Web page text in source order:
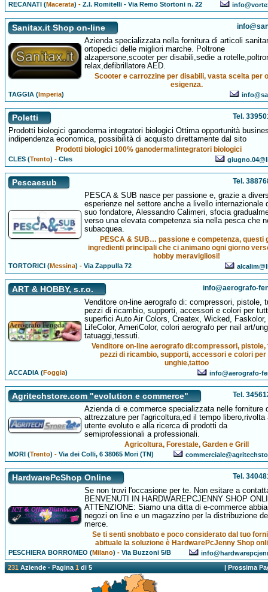
RECANATI (Macerata) -Z.I. Romitelli - Via Remo Stortoni n. 22
Sanitax.it Shop on-line
Azienda specializzata nella fornitura di articoli
ortopedici delle migliori marche. Poltrone
alzapersone,scooter per disabili,sedie a
relax,defibrillatore AED.
Scooter e carrozzine per disabili, vasta scelta per
esigenza.
TAGGIA (Imperia)
Poletti Tel.
Prodotti biologici ganoderma integratori biologici Ottima opportunità
indipendenza economica, possibilità di acquisto direttamente dal sito
Prodotti biologici 100% ganoderma!integratori biologici
CLES (Trento) -Cles
Pescaesub Tel.
PESCA & SUB nasce per passione e, grazie a
esperienze nel settore anche a livello internazionale
suo fondatore, Alessandro Calimeri, sfocia
verso una elevata competenza sia nella pesca che
subacquea.
PESCA & SUB… passione e competenza, questi
ingredienti principali che ci animano ogni giorno
hobby meravigliosi!
TORTORICI (Messina) -Via Zappulla 72
ART & HOBBY, s.r.o. info@aerografo-
Venditore on-line aerografo di: compressori, pistole,
pezzi di ricambio, supporti, accessori e colori per
superfici Auto Air Colors, Createx, Wicked, Faskolor,
LifeColor, AmeriColor, colori aerografo per nail art/
tatuaggi,tessuti.
Venditore on-line aerografo di:compressori, pistole,
pezzi di ricambio, supporti, accessori e colori per
unghie,tattoo
ACCADIA (Foggia) info@aerografo-
Agritechstore.com "evolution e commerce" Tel.
Azienda di e.commerce specializzata nelle forniture
attrezzature per l'agricoltura,ed il tempo libero,rivolta
utente evoluto e alla ricerca di prodotti da
semiprofessionali a professionali.
Agricoltura, Forestale, Garden e Grill
MORI (Trento) -Via dei Colli, 6 38065 Mori (TN)
HardwarePcShop Online Tel.
Se non trovi l'occasione per te. Non esitare a
BENVENUTI IN HARDWAREPCJENNY SHOP
ATTENZIONE: Siamo una ditta di e-commerce
negozi on line e un magazzino per la distribuzione
merce.
Se ti senti snobbato e poco considerato dal tuo
abituale la soluzione è HardwarePcJenny Shop
PESCHIERA BORROMEO (Milano) -Via Buzzoni 5/B
231Aziende - Pagina1di 5 |Prossima